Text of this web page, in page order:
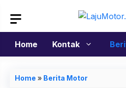
isi
Home
Kontak
Home » Berita Motor